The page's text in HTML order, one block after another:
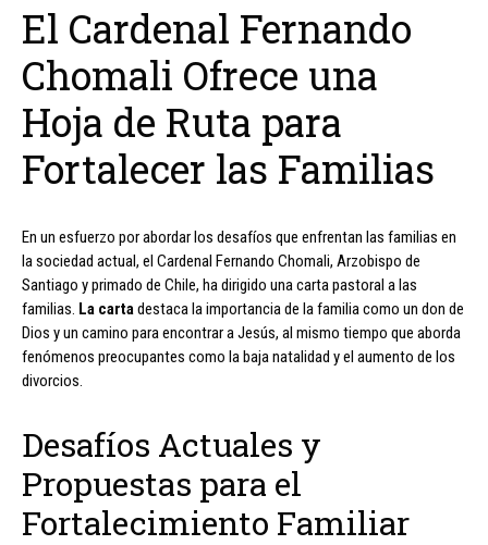
El Cardenal Fernando
Chomali Ofrece una
Hoja de Ruta para
Fortalecer las Familias
En un esfuerzo por abordar los desafíos que enfrentan las familias en
la sociedad actual, el Cardenal Fernando Chomali, Arzobispo de
Santiago y primado de Chile, ha dirigido una carta pastoral a las
familias. La cartadestaca la importancia de la familia como un don de
Dios y un camino para encontrar a Jesús, al mismo tiempo que aborda
fenómenos preocupantes como la baja natalidad y el aumento de los
divorcios.
Desafíos Actuales y
Propuestas para el
Fortalecimiento Familiar